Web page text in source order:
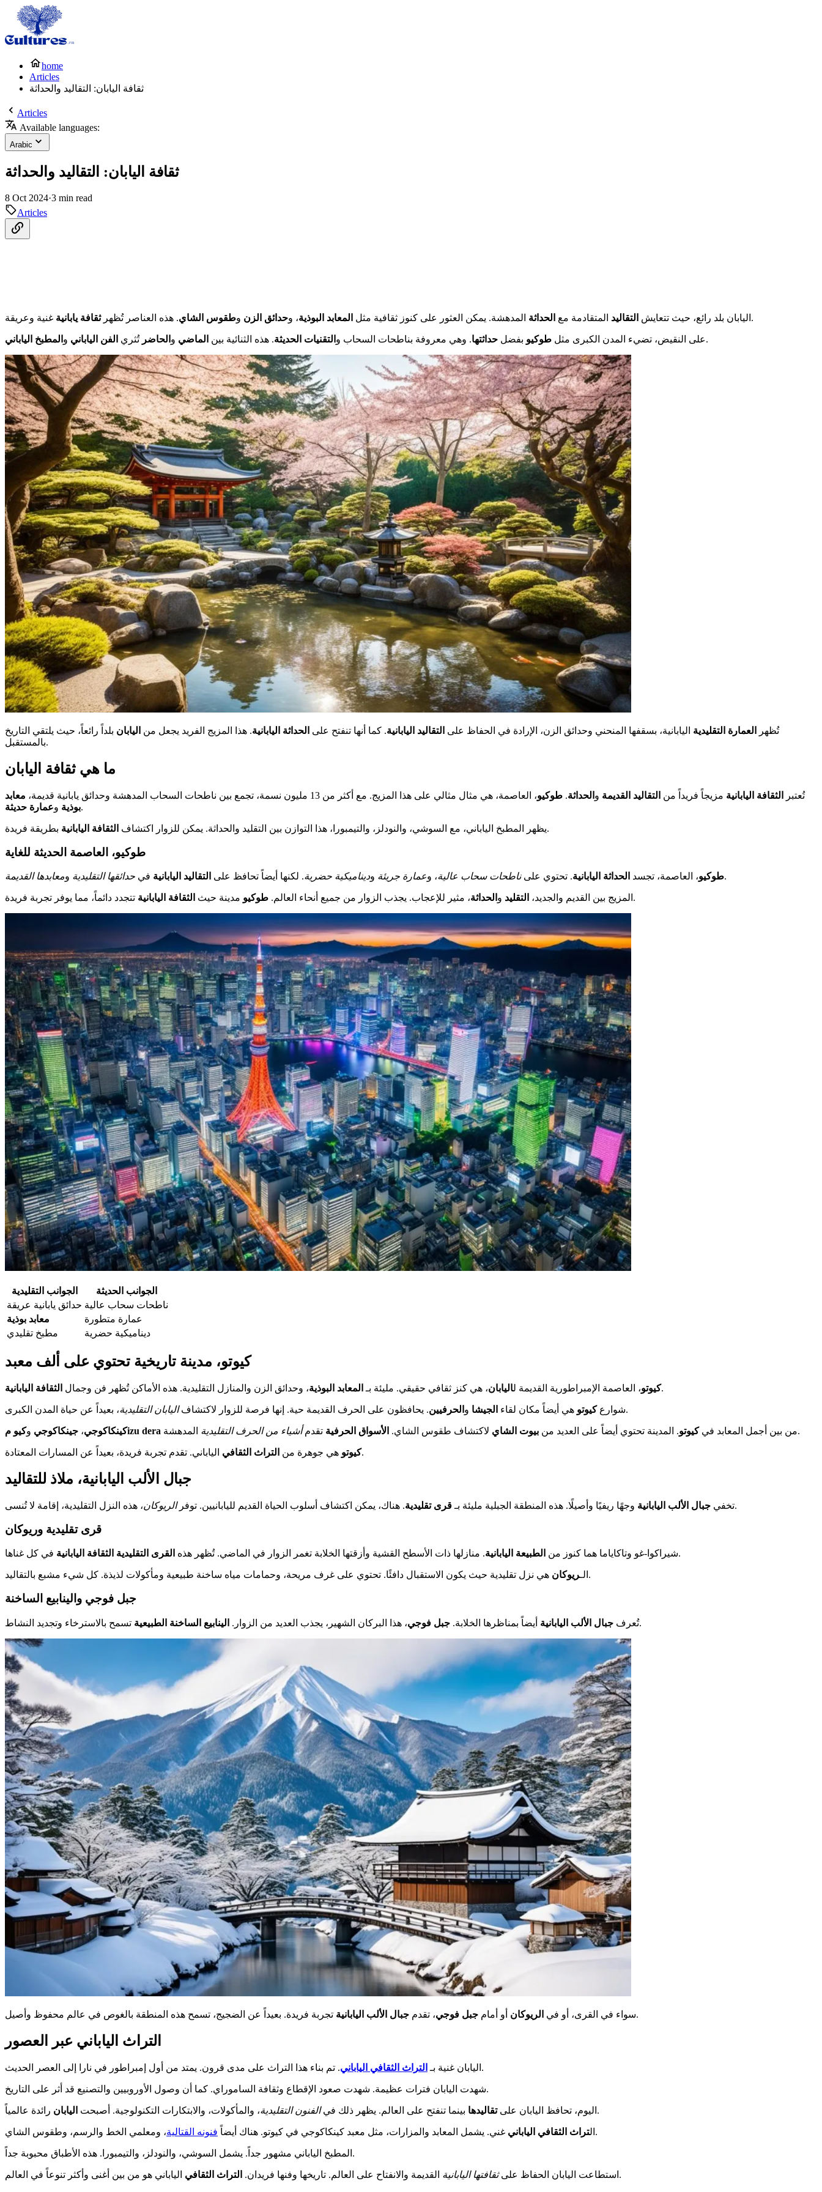
home
Articles
ثقافة اليابان: التقاليد والحداثة
Articles
Available languages:
Arabic
ثقافة اليابان: التقاليد والحداثة
8 Oct 2024·3 min read
Articles
اليابان بلد رائع، حيث تتعايش التقاليد المتقادمة مع الحداثة المدهشة. يمكن العثور على كنوز ثقافية مثل المعابد البوذية، وحدائق الزن وطقوس الشاي. هذه العناصر تُظهرثقافة يابانية غنية وعريقة.
على النقيض، تضيء المدن الكبرى مثل طوكيو بفضل حداثتها. وهي معروفة بناطحات السحاب و التقنيات الحديثة. هذه الثنائية بين الماضي و الحاضر تُثري الفن الياباني و المطبخ الياباني .
تُظهر العمارة التقليدية اليابانية، بسقفها المنحني وحدائق الزن، الإرادة في الحفاظ على التقاليد اليابانية. كما أنها تنفتح على الحداثة اليابانية. هذا المزيج الفريد يجعل من اليابان بلداً رائعاً، حيث يلتقي التاريخ
بالمستقبل.
ما هي ثقافة اليابان
تُعتبر الثقافة اليابانية مزيجاً فريداً من التقاليد القديمة و الحداثة. طوكيو، العاصمة، هي مثال مثالي على هذا المزيج. مع أكثر من 13 مليون نسمة، تجمع بين ناطحات السحاب المدهشة وحدائق يابانية قديمة،
معابد
بوذية وعمارة حديثة .
يظهر المطبخ الياباني، مع السوشي، والنودلز، والتيمبورا، هذا التوازن بين التقليد والحداثة. يمكن للزوار اكتشاف الثقافة اليابانية بطريقة فريدة.
طوكيو، العاصمة الحديثة للغاية
طوكيو، العاصمة، تجسد الحداثة اليابانية. تحتوي علىناطحات سحاب عالية، وعمارة جريئة وديناميكية حضرية. لكنها أيضاً تحافظ على التقاليد اليابانية في حدائقها التقليدية ومعابدها القديمة .
المزيج بين القديم والجديد، التقليد و الحداثة، مثير للإعجاب. يجذب الزوار من جميع أنحاء العالم. طوكيو مدينة حيث الثقافة اليابانية تتجدد دائماً، مما يوفر تجربة فريدة.
الجوانب التقليدية
الجوانب الحديثة
حدائق يابانية عريقة ناطحات سحاب عالية
معابد بوذية
عمارة متطورة
مطبخ تقليدي
ديناميكية حضرية
كيوتو، مدينة تاريخية تحتوي على ألف معبد
كيوتو، العاصمة الإمبراطورية القديمة لاليابان، هي كنز ثقافي حقيقي. مليئة بـ المعابد البوذية، وحدائق الزن والمنازل التقليدية. هذه الأماكن تُظهر فن وجمال الثقافة اليابانية .
شوارعكيوتو هي أيضاً مكان لقاء الجيشا و الحرفيين. يحافظون على الحرف القديمة حية. إنها فرصة للزوار لاكتشافاليابان التقليدية ، بعيداً عن حياة المدن الكبرى.
كينكاكوجي، جينكاكوجي و كيو مizu dera من بين أجمل المعابد فيكيوتو. المدينة تحتوي أيضاً على العديد من بيوت الشاي لاكتشاف طقوس الشاي. الأسواق الحرفية تقدمأشياء من الحرف التقليدية المدهشة.
كيوتو هي جوهرة من التراث الثقافي الياباني. تقدم تجربة فريدة، بعيداً عن المسارات المعتادة.
جبال الألب اليابانية، ملاذ للتقاليد
تخفي جبال الألب اليابانية وجهًا ريفيًا وأصيلًا. هذه المنطقة الجبلية مليئة بـ قرى تقليدية. هناك، يمكن اكتشاف أسلوب الحياة القديم لليابانيين. توفرالريوكان ، هذه النزل التقليدية، إقامة لا تُنسى.
قرى تقليدية وريوكان
شيراكوا-غو وتاكاياما هما كنوز من الطبيعة اليابانية. منازلها ذات الأسطح القشية وأزقتها الخلابة تغمر الزوار في الماضي. تُظهر هذه القرى التقليدية الثقافة اليابانية في كل غناها.
الـريوكان هي نزل تقليدية حيث يكون الاستقبال دافئًا. تحتوي على غرف مريحة، وحمامات مياه ساخنة طبيعية ومأكولات لذيذة. كل شيء مشبع بالتقاليد.
جبل فوجي والينابيع الساخنة
تُعرف جبال الألب اليابانية أيضاً بمناظرها الخلابة. جبل فوجي، هذا البركان الشهير، يجذب العديد من الزوار. الينابيع الساخنة الطبيعية تسمح بالاسترخاء وتجديد النشاط.
سواء في القرى، أو في الريوكان أو أمام جبل فوجي، تقدم جبال الألب اليابانية تجربة فريدة. بعيداً عن الضجيج، تسمح هذه المنطقة بالغوص في عالم محفوظ وأصيل.
التراث الياباني عبر العصور
اليابان غنية بـ التراث الثقافي الياباني . تم بناء هذا التراث على مدى قرون. يمتد من أول إمبراطور في نارا إلى العصر الحديث.
شهدت اليابان فترات عظيمة. شهدت صعود الإقطاع وثقافة الساموراي. كما أن وصول الأوروبيين والتصنيع قد أثر على التاريخ.
اليوم، تحافظ اليابان علىتقاليدها بينما تنفتح على العالم. يظهر ذلك فيالفنون التقليدية، والمأكولات، والابتكارات التكنولوجية. أصبحت اليابان رائدة عالمياً.
التراث الثقافي الياباني غني. يشمل المعابد والمزارات، مثل معبد كينكاكوجي في كيوتو. هناك أيضاً فنونه القتالية ، ومعلمي الخط والرسم، وطقوس الشاي.
المطبخ الياباني مشهور جداً. يشمل السوشي، والنودلز، والتيمبورا. هذه الأطباق محبوبة جداً.
استطاعت اليابان الحفاظ علىثقافتها اليابانية القديمة والانفتاح على العالم. تاريخها وفنها فريدان. التراث الثقافي الياباني هو من بين أغنى وأكثر تنوعاً في العالم.